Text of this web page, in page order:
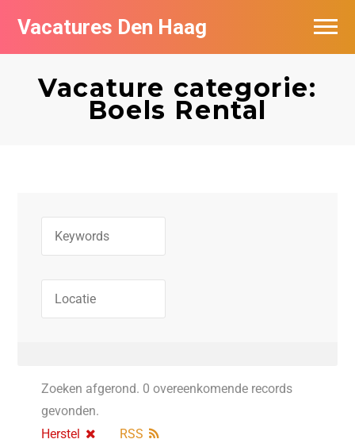
Vacatures Den Haag
Vacature categorie:
Boels Rental
Zoeken afgerond. 0 overeenkomende records
gevonden.
Herstel
RSS
Vacatures per bedrijf in Den Haag
Populair